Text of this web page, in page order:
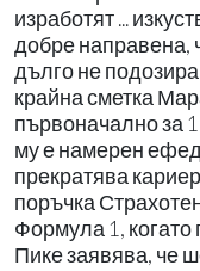
изработят ...
добре направена,
дълго не
крайна сметка
първоначално за
му е намерен
прекратява
поръчка
Формула 1, когато
Пике заявява, че